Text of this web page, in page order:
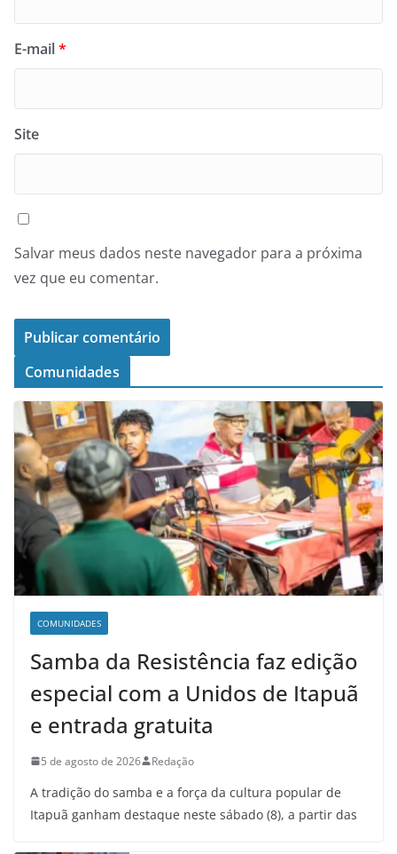
E-mail*
Site
Salvar meus dados neste navegador para a próxima
vez que eu comentar.
Comunidades
COMUNIDADES
Samba da Resistência faz edição
especial com a Unidos de Itapuã
e entrada gratuita
5 de agosto de 2026 Redação
A tradição do samba e a força da cultura popular de
Itapuã ganham destaque neste sábado (8), a partir das